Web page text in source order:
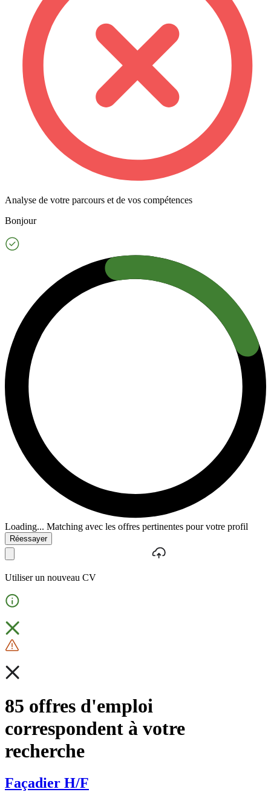
Analyse de votre parcours et de vos compétences
Bonjour
Loading... Matching avec les offres pertinentes pour votre profil
Réessayer
Utiliser un nouveau CV
85 offres d'emploi
correspondent à votre
recherche
Façadier H/F